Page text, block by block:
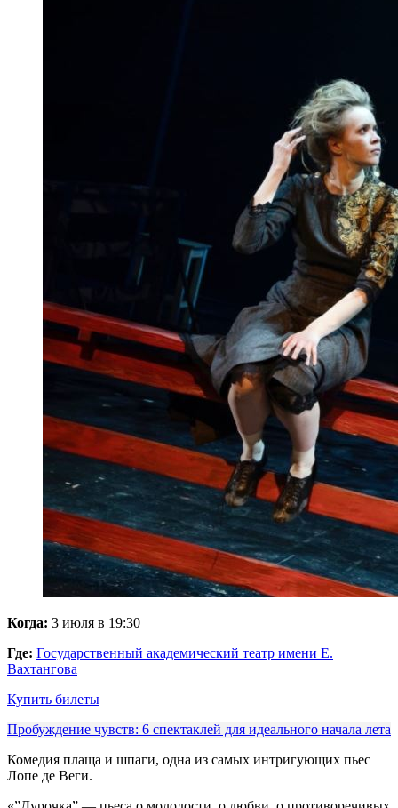
Когда: 3 июля в 19:30
Где: Государственный академический театр имени Е.
Вахтангова
Купить билеты
Пробуждение чувств: 6 спектаклей для идеального начала лета
Комедия плаща и шпаги, одна из самых интригующих пьес
Лопе де Веги.